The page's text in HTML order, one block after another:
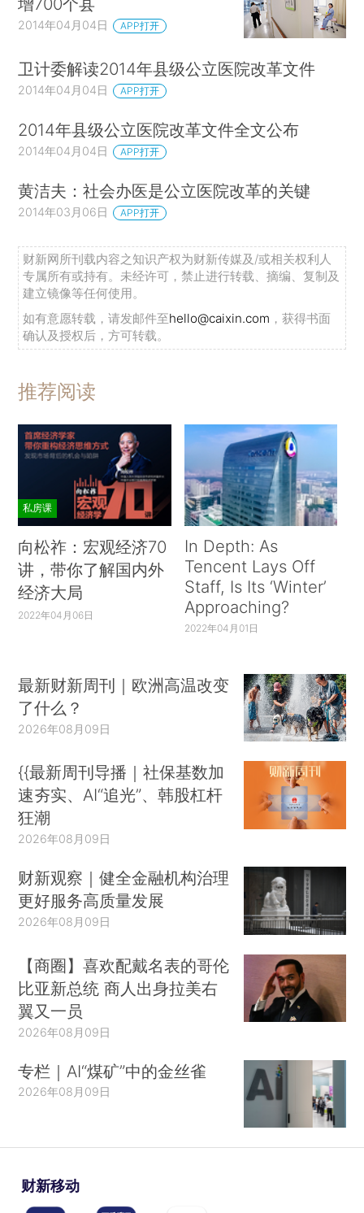
2014年04月04日 APP打开
卫计委解读2014年县级公立医院改革文件
2014年04月04日 APP打开
2014年县级公立医院改革文件全文公布
2014年04月04日 APP打开
黄洁夫：社会办医是公立医院改革的关键
2014年03月06日 APP打开
财新网所刊载内容之知识产权为财新传媒及/或相关权利人
专属所有或持有。未经许可，禁止进行转载、摘编、复制及
建立镜像等任何使用。
如有意愿转载，请发邮件至hello@caixin.com ，获得书面
确认及授权后，方可转载。
推荐阅读
私房课
向松祚：宏观经济70
讲，带你了解国内外
经济大局
2022年04月06日
In Depth: As
Tencent Lays Off
Staff, Is Its ‘Winter’
Approaching?
2022年04月01日
最新财新周刊｜欧洲高温改变
了什么？
2026年08月09日
{{最新周刊导播｜社保基数加
速夯实、AI“追光”、韩股杠杆
狂潮
2026年08月09日
财新观察｜健全金融机构治理
更好服务高质量发展
2026年08月09日
【商圈】喜欢配戴名表的哥伦
比亚新总统 商人出身拉美右
翼又一员
2026年08月09日
专栏｜AI“煤矿”中的金丝雀
2026年08月09日
财新移动